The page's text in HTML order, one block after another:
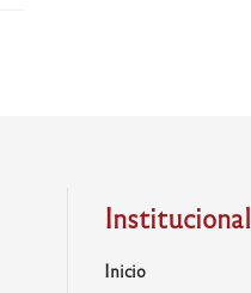
Institucional
Inicio